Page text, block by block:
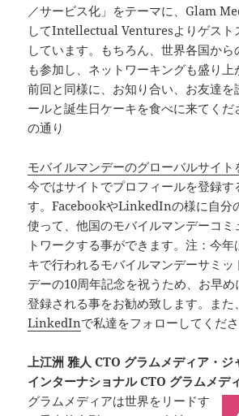
／サービス化」をテーマに、Glam
してIntellectual Venturesよりゲスト
しています。もちろん、世界各国か
も参加し、ネットワーキングも盛り上
前回と同様に、お知り合い、お友達
ールと誕生日ケーキを食べに来てく
の通り
モバイルマンデーのグローバルサイト
今ではサイトでプロフィールを登録す
す。FacebookやLinkedInの様に自分
使って、他国のモバイルマンデーコミ
トワークする事ができます。注：今
キで行われるモバイルマンデーサミッ
デーの10周年記念を祝うため、お早
登録される事をお勧め致します。また
LinkedInで私達をフォローしてくださ
上江洲 雅人 CTO グラムメディア・ジ
インターナショナル CTO グラムメデ
グラムメディアは世界をリードす